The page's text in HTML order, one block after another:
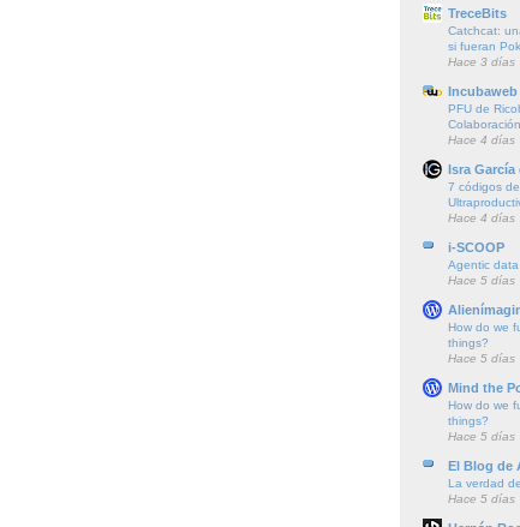
TreceBits
Catchcat:
si fueran
Hace 3 días
Incubaweb
PFU de
Hace 4 días
Isra García
7 códigos
Hace 4 días
i-SCOOP
Agentic
Hace 5 días
How do we
things?
Hace 5 días
Mind the
How do we
things?
Hace 5 días
El Blog de
La verdad
Hace 5 días